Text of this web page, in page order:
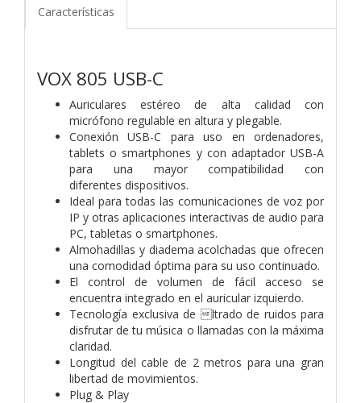
Características
VOX 805 USB-C
Auriculares estéreo de alta calidad con
micrófono regulable en altura y plegable.
Conexión USB-C para uso en ordenadores,
tablets o smartphones y con adaptador USB-A
para una mayor compatibilidad con
diferentes dispositivos.
Ideal para todas las comunicaciones de voz por
IP y otras aplicaciones interactivas de audio para
PC, tabletas o smartphones.
Almohadillas y diadema acolchadas que ofrecen
una comodidad óptima para su uso continuado.
El control de volumen de fácil acceso se
encuentra integrado en el auricular izquierdo.
Tecnología exclusiva de ltrado de ruidos para
disfrutar de tu música o llamadas con la máxima
claridad.
Longitud del cable de 2 metros para una gran
libertad de movimientos.
Plug & Play